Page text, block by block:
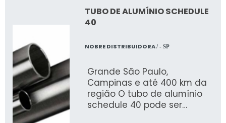
TUBO DE ALUMÍNIO SCHEDULE
40
NOBRE DISTRIBUIDORA/ - SP
Grande São Paulo,
Campinas e até 400 km da
região O tubo de alumínio
schedule 40 pode ser